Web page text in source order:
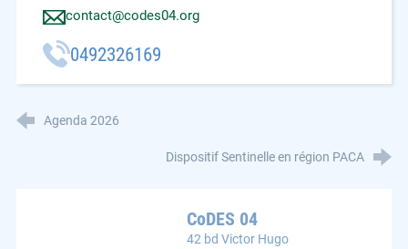
contact@codes04.org
0492326169
Agenda 2026
Dispositif Sentinelle en région PACA
CoDES 04
42 bd Victor Hugo